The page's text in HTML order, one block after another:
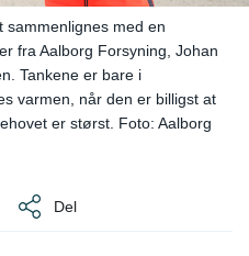
sammenlignes med en
fra Aalborg Forsyning, Johan
Tankene er bare i
varmen, når den er billigst at
er størst. Foto: Aalborg
Del